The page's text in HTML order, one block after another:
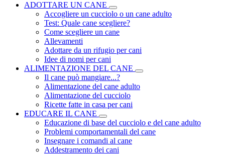
ADOTTARE UN CANE
Accogliere un cucciolo o un cane adulto
Test: Quale cane scegliere?
Come scegliere un cane
Allevamenti
Adottare da un rifugio per cani
Idee di nomi per cani
ALIMENTAZIONE DEL CANE
Il cane può mangiare...?
Alimentazione del cane adulto
Alimentazione del cucciolo
Ricette fatte in casa per cani
EDUCARE IL CANE
Educazione di base del cucciolo e del cane adulto
Problemi comportamentali del cane
Insegnare i comandi al cane
Addestramento dei cani